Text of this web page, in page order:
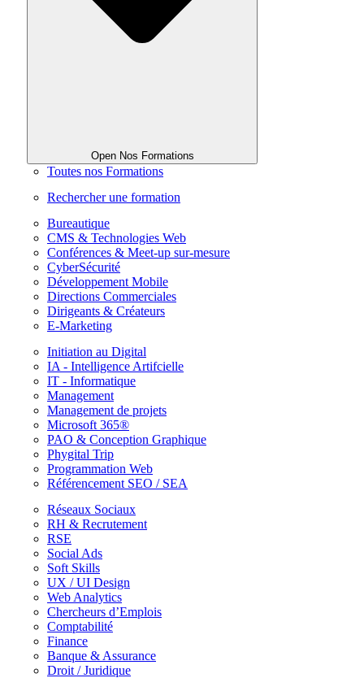
Open Nos Formations
Toutes nos Formations
Rechercher une formation
Bureautique
CMS & Technologies Web
Conférences & Meet-up sur-mesure
CyberSécurité
Développement Mobile
Directions Commerciales
Dirigeants & Créateurs
E-Marketing
Initiation au Digital
IA - Intelligence Artifcielle
IT - Informatique
Management
Management de projets
Microsoft 365®
PAO & Conception Graphique
Phygital Trip
Programmation Web
Référencement SEO / SEA
Réseaux Sociaux
RH & Recrutement
RSE
Social Ads
Soft Skills
UX / UI Design
Web Analytics
Chercheurs d’Emplois
Comptabilité
Finance
Banque & Assurance
Droit / Juridique